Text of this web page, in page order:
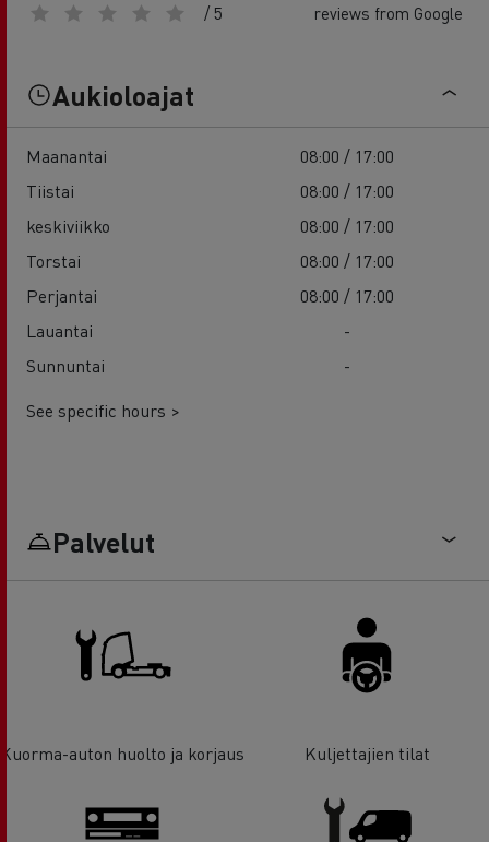
/ 5 reviews from Google
Aukioloajat
Maanantai
08:00 / 17:00
Tiistai
08:00 / 17:00
keskiviikko
08:00 / 17:00
Torstai
08:00 / 17:00
Perjantai
08:00 / 17:00
Lauantai
-
Sunnuntai
-
See specific hours >
Palvelut
Kuorma-auton huolto ja korjaus Kuljettajien tilat